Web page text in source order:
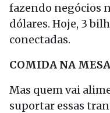
fazendo negócios
dólares. Hoje, 3
conectadas.
COMIDA NA MESA
Mas quem vai
suportar essas